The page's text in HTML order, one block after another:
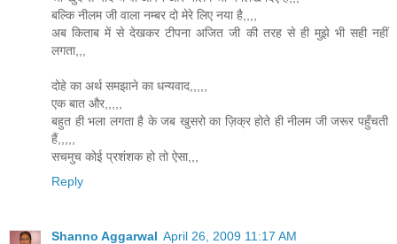
बल्कि नीलम जी वाला नम्बर दो मेरे लिए नया है,,,,
अब किताब में से देखकर टीपना अजित जी की तरह से ही मुझे भी सही नहीं
लगता,,,
दोहे का अर्थ समझाने का धन्यवाद,,,,,
एक बात और,,,,,
बहुत ही भला लगता है के जब खुसरो का ज़िक्र होते ही नीलम जी जरूर पहुँचती
हैं,,,,,
सचमुच कोई प्रशंशक हो तो ऐसा,,,
Reply
Shanno Aggarwal April 26, 2009 11:17 AM